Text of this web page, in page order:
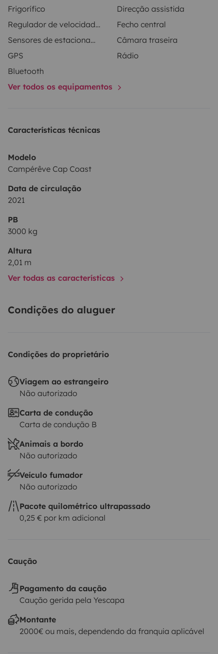
chauffants, accoudoirs, système de navigation et
caméra de recul, rayon de braquage génial.
Frigorífico
Direcção assistida
Regulador de velocidade / Cruise Control
Fecho central
Sensores de estacionamento
Câmara traseira
GPS
Rádio
Bluetooth
Ver todos os equipamentos
Características técnicas
Modelo
Campérêve Cap Coast
Data de circulação
2021
PB
3000 kg
Altura
2,01 m
Ver todas as características
Condições do aluguer
Condições do proprietário
Viagem ao estrangeiro
Não autorizado
Carta de condução
Carta de condução B
Animais a bordo
Não autorizado
Veículo fumador
Não autorizado
Pacote quilométrico ultrapassado
0,25 € por km adicional
Caução
Pagamento da caução
Caução gerida pela Yescapa
Montante
2000€ ou mais, dependendo da franquia aplicável